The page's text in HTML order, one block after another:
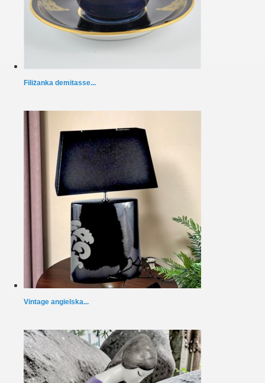
Filiżanka demitasse...
Vintage angielska...